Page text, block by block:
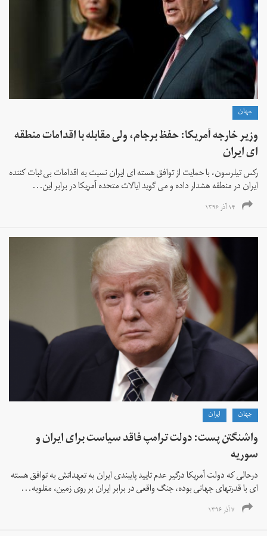
جهان
وزیر خارجه آمریکا: حفظ برجام، ولی مقابله با اقدامات منطقه
ای ایران
رکس تیلرسون، با حمایت از توافق هسته ای ایران نسبت به اقدامات بی ثبات کننده
ایران در منطقه هشدار داده و می گوید ایالات متحده آمریکا در برابر این...
۱۴ آذر ۱۳۹۶
جهان ايران
واشنگتن پست: دولت ترامپ فاقد سیاست برای ایران و
سوریه
درحالی که دولت آمریکا درگیر عدم تایید پایبندی ایران به تعهداتش به توافق هسته
ای با قدرتهای جهانی بوده، جنگ واقعی در برابر ایران بر روی زمین، مغلوبه...
۷ آذر ۱۳۹۶